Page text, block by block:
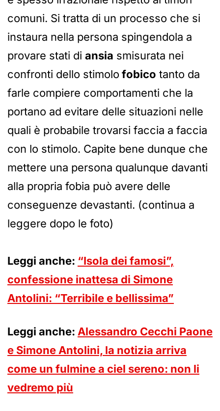
comuni. Si tratta di un processo che si
instaura nella persona spingendola a
provare stati di ansia smisurata nei
confronti dello stimolo fobico tanto da
farle compiere comportamenti che la
portano ad evitare delle situazioni nelle
quali è probabile trovarsi faccia a faccia
con lo stimolo. Capite bene dunque che
mettere una persona qualunque davanti
alla propria fobia può avere delle
conseguenze devastanti. (continua a
leggere dopo le foto)
Leggi anche: “Isola dei famosi”,
confessione inattesa di Simone
Antolini: “Terribile e bellissima”
Leggi anche: Alessandro Cecchi Paone
e Simone Antolini, la notizia arriva
come un fulmine a ciel sereno: non li
vedremo più